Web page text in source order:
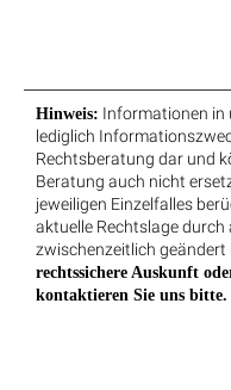
Hinweis: Informationen in
lediglich
Rechtsberatung dar und
Beratung auch nicht
jeweiligen Einzelfalles
aktuelle Rechtslage durch
zwischenzeitlich geändert
rechtssichere Auskunft
kontaktieren Sie uns bitte.